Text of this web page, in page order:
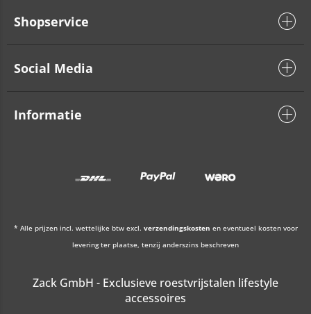
Shopservice
Social Media
Informatie
* Alle prijzen incl. wettelijke btw excl. verzendingskosten en eventueel kosten voor
levering ter plaatse, tenzij anderszins beschreven
Zack GmbH - Exclusieve roestvrijstalen lifestyle
accessoires